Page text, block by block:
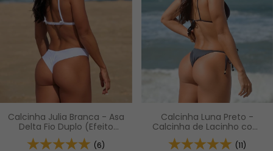
Calcinha Julia Branca - Asa
Delta Fio Duplo (Efeito
Levanta)
(6)
Calcinha Luna Preto -
Calcinha de Lacinho com
Amarração Lateral
(11)